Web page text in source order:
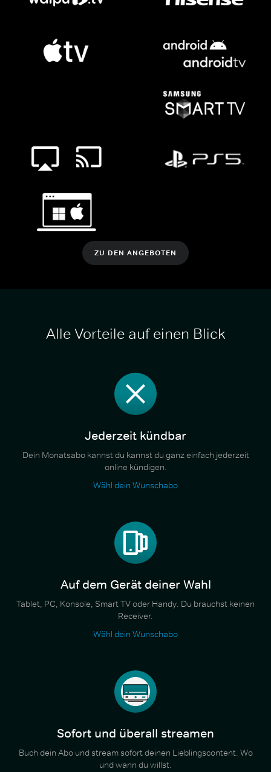
ZU DEN ANGEBOTEN
Alle Vorteile auf einen Blick
Jederzeit kündbar
Dein Monatsabo kannst du kannst du ganz einfach jederzeit
online kündigen.
Wähl dein Wunschabo
Auf dem Gerät deiner Wahl
Tablet, PC, Konsole, Smart TV oder Handy. Du brauchst keinen
Receiver.
Wähl dein Wunschabo
Sofort und überall streamen
Buch dein Abo und stream sofort deinen Lieblingscontent. Wo
und wann du willst.